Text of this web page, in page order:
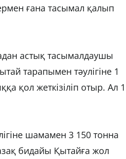
ғана тасымал қалып
астық тасымалдаушы
тарапымен тәулігіне 1
қол жеткізіліп отыр. Ал 1
шамамен 3 150 тонна
бидайы Қытайға жол